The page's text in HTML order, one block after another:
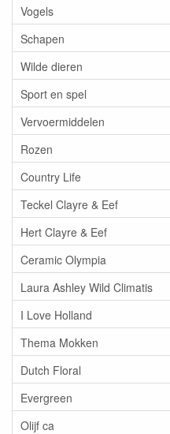
Vogels
Schapen
Wilde dieren
Sport en spel
Vervoermiddelen
Rozen
Country Life
Teckel Clayre & Eef
Hert Clayre & Eef
Ceramic Olympia
Laura Ashley Wild Climatis
I Love Holland
Thema Mokken
Dutch Floral
Evergreen
Olijf ca